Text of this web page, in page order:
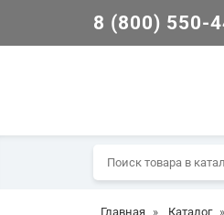
8 (800) 550-
Главная » Каталог »